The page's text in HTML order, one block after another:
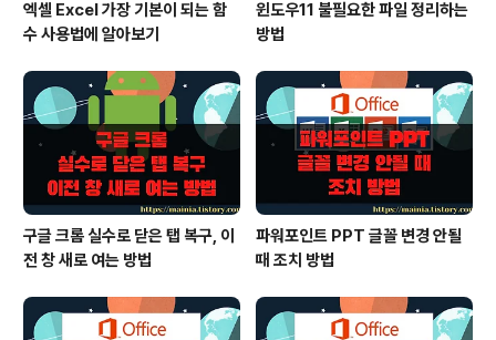
엑셀 Excel 가장 기본이 되는 함
수 사용법에 알아보기
윈도우11 불필요한 파일 정리하는
방법
구글 크롬 실수로 닫은 탭 복구, 이
전 창 새로 여는 방법
파워포인트 PPT 글꼴 변경 안될
때 조치 방법